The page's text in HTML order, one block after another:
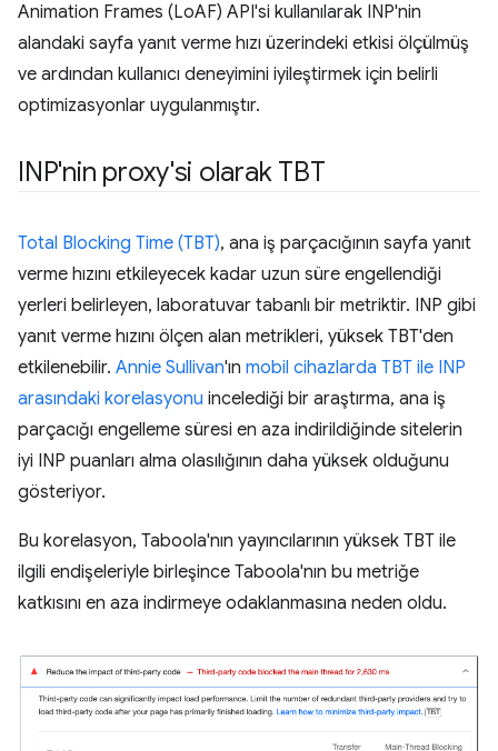
Animation Frames (LoAF) API'si kullanılarak INP'nin
alandaki sayfa yanıt verme hızı üzerindeki etkisi ölçülmüş
ve ardından kullanıcı deneyimini iyileştirmek için belirli
optimizasyonlar uygulanmıştır.
INP'nin proxy'si olarak TBT
Total Blocking Time (TBT), ana iş parçacığının sayfa yanıt
verme hızını etkileyecek kadar uzun süre engellendiği
yerleri belirleyen, laboratuvar tabanlı bir metriktir. INP gibi
yanıt verme hızını ölçen alan metrikleri, yüksek TBT'den
etkilenebilir. Annie Sullivan'ın mobil cihazlarda TBT ile INP
arasındaki korelasyonu incelediği bir araştırma, ana iş
parçacığı engelleme süresi en aza indirildiğinde sitelerin
iyi INP puanları alma olasılığının daha yüksek olduğunu
gösteriyor.
Bu korelasyon, Taboola'nın yayıncılarının yüksek TBT ile
ilgili endişeleriyle birleşince Taboola'nın bu metriğe
katkısını en aza indirmeye odaklanmasına neden oldu.